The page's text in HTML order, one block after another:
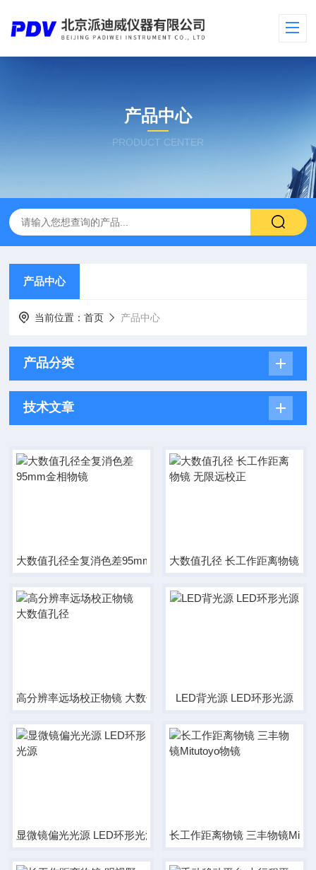
产品中心
PRODUCT CENTER
产品中心
当前位置：首页 产品中心
产品分类
技术文章
大数值孔径全复消色差95mm金相物镜大数值孔径 长工作距离物镜 无
高分辨率远场校正物镜 大数值孔径 LED背光源 LED环形光源
显微镜偏光光源 LED环形光源 长工作距离物镜 三丰物镜